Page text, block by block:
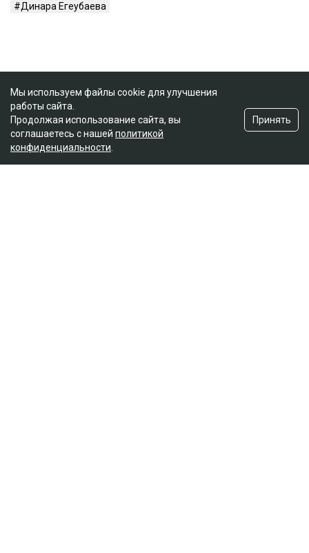
Динара Егеубаева
Мы используем файлы cookie для улучшения
работы сайта.
Продолжая использование сайта, вы
соглашаетесь с нашей политикой
конфиденциальности
Принять